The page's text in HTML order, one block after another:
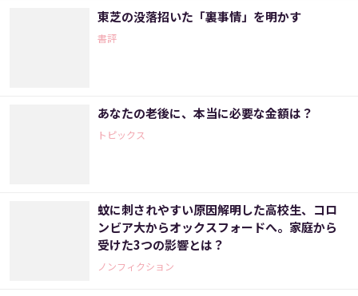
東芝の没落招いた「裏事情」を明かす
書評
あなたの老後に、本当に必要な金額は？
トピックス
蚊に刺されやすい原因解明した高校生、コロ
ンビア大からオックスフォードへ。家庭から
受けた3つの影響とは？
ノンフィクション